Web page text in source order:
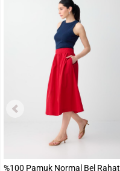
%100 Pamuk Normal Bel Rahat